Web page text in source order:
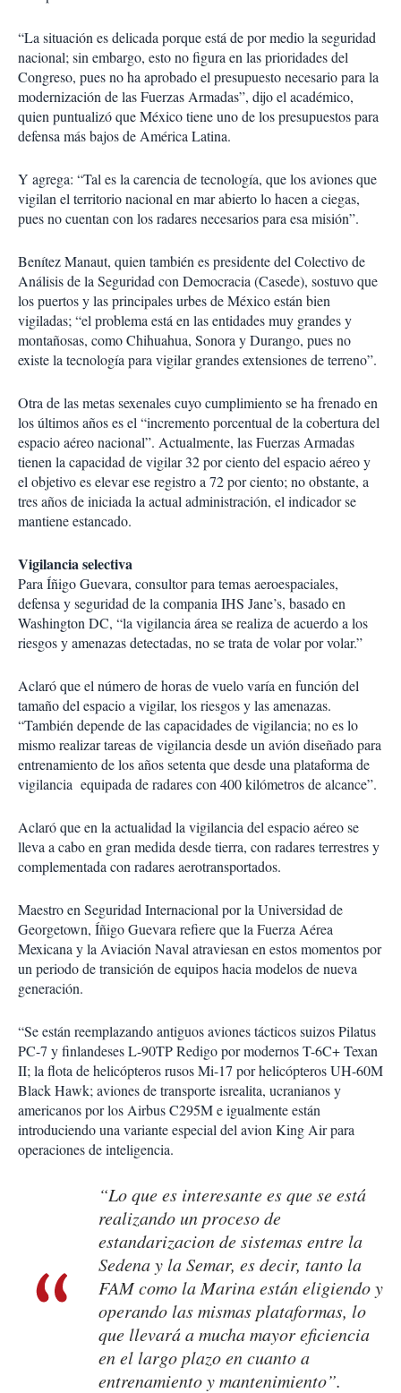
“La situación es delicada porque está de por medio la seguridad
nacional; sin embargo, esto no figura en las prioridades del
Congreso, pues no ha aprobado el presupuesto necesario para la
modernización de las Fuerzas Armadas”, dijo el académico,
quien puntualizó que México tiene uno de los presupuestos para
defensa más bajos de América Latina.
Y agrega: “Tal es la carencia de tecnología, que los aviones que
vigilan el territorio nacional en mar abierto lo hacen a ciegas,
pues no cuentan con los radares necesarios para esa misión”.
Benítez Manaut, quien también es presidente del Colectivo de
Análisis de la Seguridad con Democracia (Casede), sostuvo que
los puertos y las principales urbes de México están bien
vigiladas; “el problema está en las entidades muy grandes y
montañosas, como Chihuahua, Sonora y Durango, pues no
existe la tecnología para vigilar grandes extensiones de terreno”.
Otra de las metas sexenales cuyo cumplimiento se ha frenado en
los últimos años es el “incremento porcentual de la cobertura del
espacio aéreo nacional”. Actualmente, las Fuerzas Armadas
tienen la capacidad de vigilar 32 por ciento del espacio aéreo y
el objetivo es elevar ese registro a 72 por ciento; no obstante, a
tres años de iniciada la actual administración, el indicador se
mantiene estancado.
Vigilancia selectiva
Para Íñigo Guevara, consultor para temas aeroespaciales,
defensa y seguridad de la compania IHS Jane’s, basado en
Washington DC, “la vigilancia área se realiza de acuerdo a los
riesgos y amenazas detectadas, no se trata de volar por volar.”
Aclaró que el número de horas de vuelo varía en función del
tamaño del espacio a vigilar, los riesgos y las amenazas.
“También depende de las capacidades de vigilancia; no es lo
mismo realizar tareas de vigilancia desde un avión diseñado para
entrenamiento de los años setenta que desde una plataforma de
vigilancia equipada de radares con 400 kilómetros de alcance”.
Aclaró que en la actualidad la vigilancia del espacio aéreo se
lleva a cabo en gran medida desde tierra, con radares terrestres y
complementada con radares aerotransportados.
Maestro en Seguridad Internacional por la Universidad de
Georgetown, Íñigo Guevara refiere que la Fuerza Aérea
Mexicana y la Aviación Naval atraviesan en estos momentos por
un periodo de transición de equipos hacia modelos de nueva
generación.
“Se están reemplazando antiguos aviones tácticos suizos Pilatus
PC-7 y finlandeses L-90TP Redigo por modernos T-6C+ Texan
II; la flota de helicópteros rusos Mi-17 por helicópteros UH-60M
Black Hawk; aviones de transporte isrealita, ucranianos y
americanos por los Airbus C295M e igualmente están
introduciendo una variante especial del avion King Air para
operaciones de inteligencia.
“Lo que es interesante es que se está
realizando un proceso de
estandarizacion de sistemas entre la
Sedena y la Semar, es decir, tanto la
FAM como la Marina están eligiendo y
operando las mismas plataformas, lo
que llevará a mucha mayor eficiencia
en el largo plazo en cuanto a
entrenamiento y mantenimiento”.